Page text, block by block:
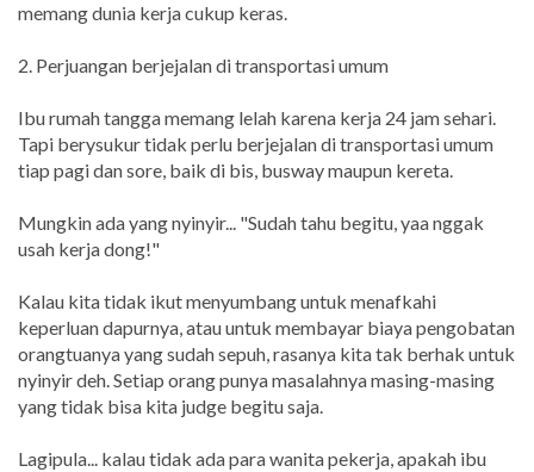
memang dunia kerja cukup keras.
2. Perjuangan berjejalan di transportasi umum
Ibu rumah tangga memang lelah karena kerja 24 jam sehari.
Tapi berysukur tidak perlu berjejalan di transportasi umum
tiap pagi dan sore, baik di bis, busway maupun kereta.
Mungkin ada yang nyinyir... "Sudah tahu begitu, yaa nggak
usah kerja dong!"
Kalau kita tidak ikut menyumbang untuk menafkahi
keperluan dapurnya, atau untuk membayar biaya pengobatan
orangtuanya yang sudah sepuh, rasanya kita tak berhak untuk
nyinyir deh. Setiap orang punya masalahnya masing-masing
yang tidak bisa kita judge begitu saja.
Lagipula... kalau tidak ada para wanita pekerja, apakah ibu